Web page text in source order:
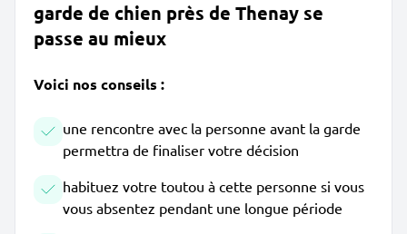
garde de chien près de Thenay se
passe au mieux
Voici nos conseils :
une rencontre avec la personne avant la garde
permettra de finaliser votre décision
habituez votre toutou à cette personne si vous
vous absentez pendant une longue période